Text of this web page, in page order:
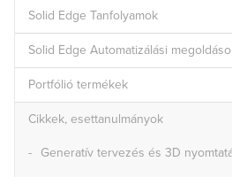
Solid Edge Tanfolyamok
Solid Edge Automatizálási
Portfólió termékek
Cikkek, esettanulmányok
Generatív tervezés és 3D